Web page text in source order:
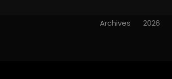
Archives 2026